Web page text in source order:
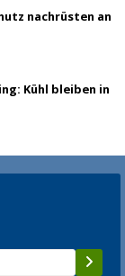
nachrüsten an
Kühl bleiben in